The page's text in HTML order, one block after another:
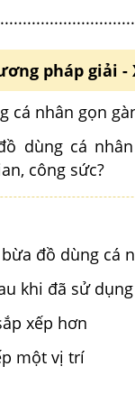
pháp giải
cá nhân gọn
dùng cá
công sức?
đồ dùng cá
khi đã sử dụng
xếp hơn
một vị trí